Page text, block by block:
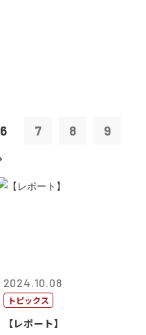
6 7 8 9
2024.10.08
トピックス
【レポート】